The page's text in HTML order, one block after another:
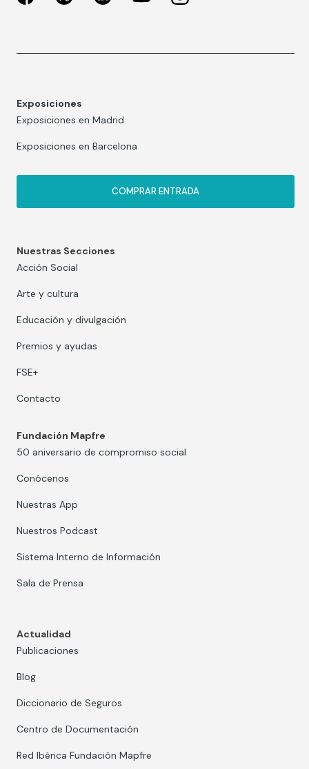
Exposiciones
Exposiciones en Madrid
Exposiciones en Barcelona
COMPRAR ENTRADA
Nuestras Secciones
Acción Social
Arte y cultura
Educación y divulgación
Premios y ayudas
FSE+
Contacto
Fundación Mapfre
50 aniversario de compromiso social
Conócenos
Nuestras App
Nuestros Podcast
Sistema Interno de Información
Sala de Prensa
Actualidad
Publicaciones
Blog
Diccionario de Seguros
Centro de Documentación
Red Ibérica Fundación Mapfre